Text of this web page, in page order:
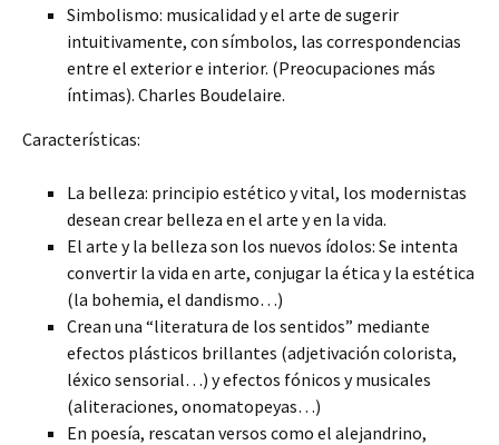
Simbolismo: musicalidad y el arte de sugerir
intuitivamente, con símbolos, las correspondencias
entre el exterior e interior. (Preocupaciones más
íntimas). Charles Boudelaire.
Características:
La belleza: principio estético y vital, los modernistas
desean crear belleza en el arte y en la vida.
El arte y la belleza son los nuevos ídolos: Se intenta
convertir la vida en arte, conjugar la ética y la estética
(la bohemia, el dandismo…)
Crean una “literatura de los sentidos” mediante
efectos plásticos brillantes (adjetivación colorista,
léxico sensorial…) y efectos fónicos y musicales
(aliteraciones, onomatopeyas…)
En poesía, rescatan versos como el alejandrino,